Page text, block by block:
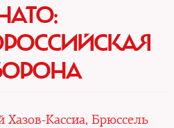
Хазов-Кассиа, Брюссель